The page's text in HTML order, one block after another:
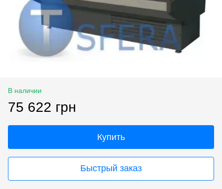
В наличии
75 622 грн
Купить
Быстрый заказ